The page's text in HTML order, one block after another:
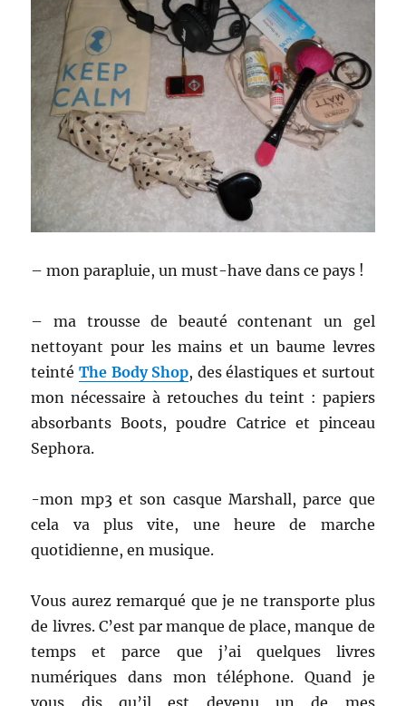
– mon parapluie, un must-have dans ce pays !
– ma trousse de beauté contenant un gel
nettoyant pour les mains et un baume levres
teintéThe Body Shop, des élastiques et surtout
mon nécessaire à retouches du teint : papiers
absorbants Boots, poudre Catrice et pinceau
Sephora.
-mon mp3 et son casque Marshall, parce que
cela va plus vite, une heure de marche
quotidienne, en musique.
Vous aurez remarqué que je ne transporte plus
de livres. C’est par manque de place, manque de
temps et parce que j’ai quelques livres
numériques dans mon téléphone. Quand je
vous dis qu’il est devenu un de mes